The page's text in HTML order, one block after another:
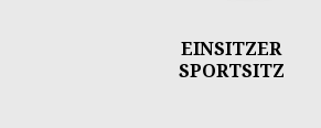
EINSITZER
SPORTSITZ